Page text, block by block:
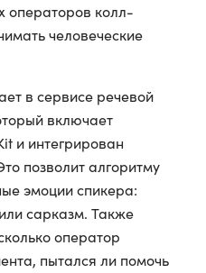
операторов колл-
человеческие
в сервисе речевой
включает
и интегрирован
позволит алгоритму
эмоции спикера:
сарказм. Также
оператор
пытался ли помочь